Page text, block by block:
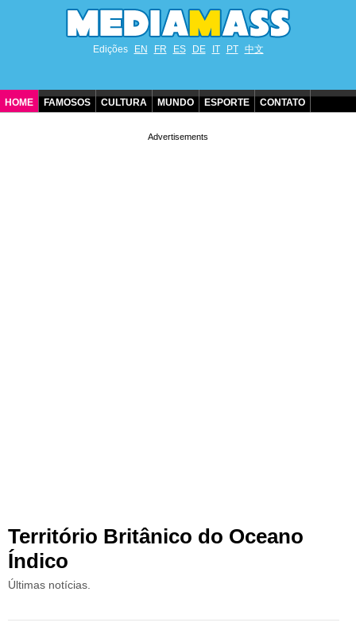
Edições EN FR ES DE IT PT 中文
HOME FAMOSOS CULTURA MUNDO ESPORTE CONTATO
Território Britânico do Oceano
Índico
Últimas notícias.